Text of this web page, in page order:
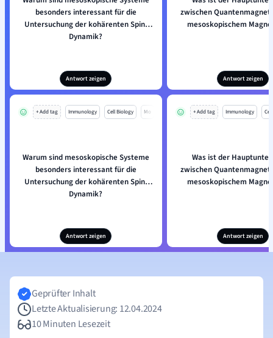
besonders interessant für die
Untersuchung der kohärenten Spin-
Dynamik?
Antwort zeigen
zwischen
mesoskopischem
Antwort zeigen
+ Add tag Immunology Cell Biology Mo
Warum sind mesoskopische Systeme
besonders interessant für die
Untersuchung der kohärenten Spin-
Dynamik?
Antwort zeigen
+ Add tag Immunology
Was ist der
zwischen
mesoskopischem
Antwort zeigen
Geprüfter Inhalt
Letzte Aktualisierung: 12.04.2024
10 Minuten Lesezeit